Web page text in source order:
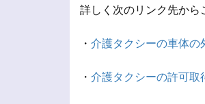
詳しく次のリンク先から
・ 介護タクシーの車体の
・ 介護タクシーの許可取